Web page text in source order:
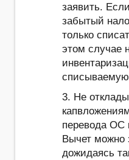
заявить.
забытый
только
этом случае
3. Не
перевода ОС
Вычет можно
дожидаясь